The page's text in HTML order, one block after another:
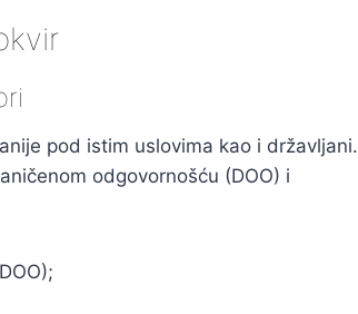
pod istim uslovima kao i državljani.
odgovornošću (DOO) i